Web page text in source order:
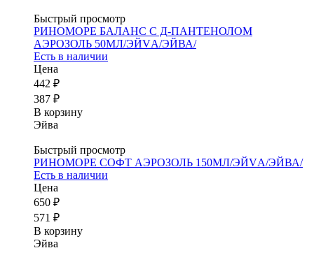
Быстрый просмотр
РИНОМОРЕ БАЛАНС С Д-ПАНТЕНОЛОМ
АЭРОЗОЛЬ 50МЛ/ЭЙVА/ЭЙВА/
Есть в наличии
Цена
442 ₽
387 ₽
В корзину
Эйва
Быстрый просмотр
РИНОМОРЕ СОФТ АЭРОЗОЛЬ 150МЛ/ЭЙVА/ЭЙВА/
Есть в наличии
Цена
650 ₽
571 ₽
В корзину
Эйва